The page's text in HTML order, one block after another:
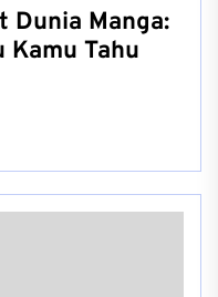
Dunia Manga:
Kamu Tahu